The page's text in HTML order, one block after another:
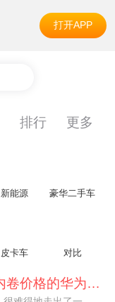
打开APP
排行 更多
新能源 豪华二手车
皮卡车 对比
不要伤了余承东的心！不内卷价格的华为，弥足珍贵！